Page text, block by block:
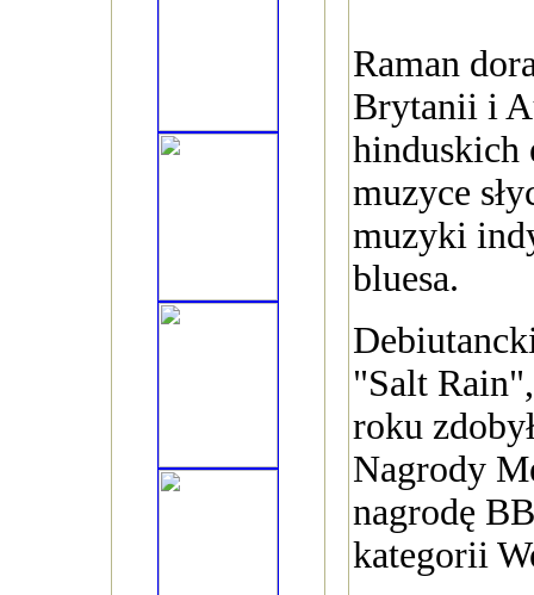
Raman
Brytanii i
hinduskich
muzyce
muzyki
bluesa.
"Salt
roku
Nagrody
nagrodę
kategorii